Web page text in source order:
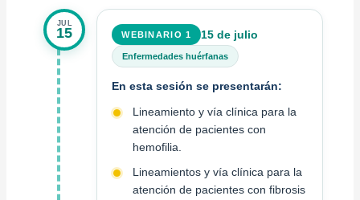
JUL
15 WEBINARIO 1 15 de julio
Enfermedades huérfanas
En esta sesión se presentarán:
Lineamiento y vía clínica para la
atención de pacientes con
hemofilia.
Lineamientos y vía clínica para la
atención de pacientes con fibrosis